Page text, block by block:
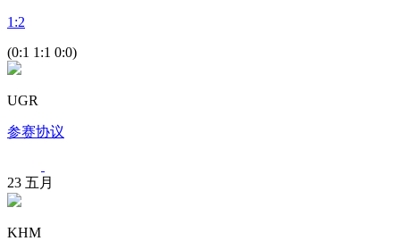
1 :2
(0:1 1:1 0:0)
UGR
参赛协议
23 五月
KHM